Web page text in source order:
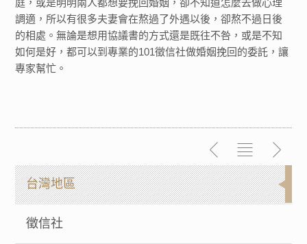
台灣地區
徵信社
庭，或是明明兩人都想要挽回婚姻，卻不知道怎麼去做心理
調適，所以有很多夫妻會在熬過了外遇以後，卻熬不過日後
的相處。無論是想用協議書的方式還是既往不咎，或是不知
如何是好，都可以到專業的101徵信社做婚姻挽回的委託，讓
專家幫忙。